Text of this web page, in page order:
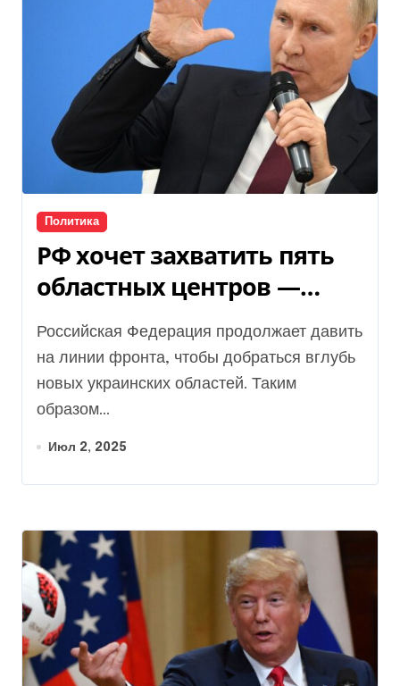
Политика
РФ хочет захватить пять
областных центров —
подробности
Российская Федерация продолжает давить
на линии фронта, чтобы добраться вглубь
новых украинских областей. Таким
образом...
Июл 2, 2025